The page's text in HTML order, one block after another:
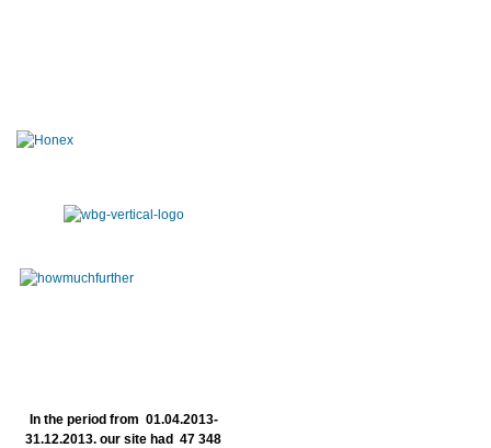
In the period from 01.04.2013-
31.12.2013. our site had 47 348